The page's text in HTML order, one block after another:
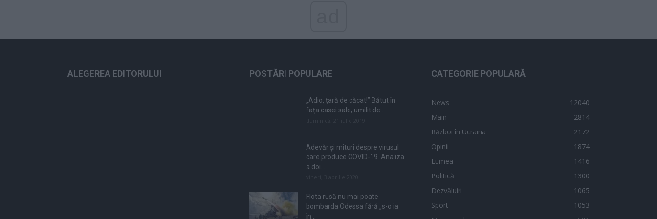
ALEGEREA EDITORULUI POSTĂRI POPULARE
„Adio, țară de căcat!” Bătut în
fața casei sale, umilit de...
Adevăr și mituri despre virusul
care produce COVID-19. Analiza
a doi...
Flota rusă nu mai poate
bombarda Odessa fără „s-o ia
în...
CATEGORIE POPULARĂ
News
12040
Main
2814
Război în Ucraina
2172
Opinii
1874
Lumea
1416
Politică
1300
Dezvăluiri
1065
Sport
1053